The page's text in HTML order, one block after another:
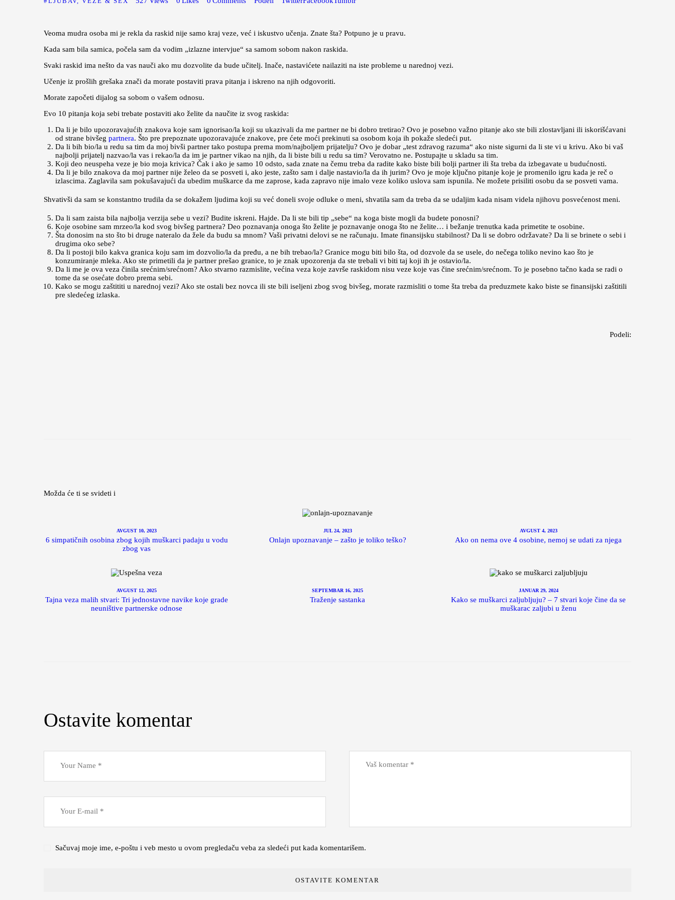
Veoma mudra osoba mi je rekla da raskid nije samo kraj veze, već i iskustvo učenja. Znate šta? Potpuno je u pravu.
Kada sam bila samica, počela sam da vodim „izlazne intervjue“ sa samom sobom nakon raskida.
Svaki raskid ima nešto da vas nauči ako mu dozvolite da bude učitelj. Inače, nastavićete nailaziti na iste probleme u narednoj vezi.
Učenje iz prošlih grešaka znači da morate postaviti prava pitanja i iskreno na njih odgovoriti.
Morate započeti dijalog sa sobom o vašem odnosu.
Evo 10 pitanja koja sebi trebate postaviti ako želite da naučite iz svog raskida:
Da li je bilo upozoravajućih znakova koje sam ignorisao/la koji su ukazivali da me partner ne bi dobro tretirao? Ovo je posebno važno pitanje ako ste bili zlostavljani ili iskorišćavani
od strane bivšeg partnera. Što pre prepoznate upozoravajuće znakove, pre ćete moći prekinuti sa osobom koja ih pokaže sledeći put.
Da li bih bio/la u redu sa tim da moj bivši partner tako postupa prema mom/najboljem prijatelju? Ovo je dobar „test zdravog razuma“ ako niste sigurni da li ste vi u krivu. Ako bi vaš
najbolji prijatelj nazvao/la vas i rekao/la da im je partner vikao na njih, da li biste bili u redu sa tim? Verovatno ne. Postupajte u skladu sa tim.
Koji deo neuspeha veze je bio moja krivica? Čak i ako je samo 10 odsto, sada znate na čemu treba da radite kako biste bili bolji partner ili šta treba da izbegavate u budućnosti.
Da li je bilo znakova da moj partner nije želeo da se posveti i, ako jeste, zašto sam i dalje nastavio/la da ih jurim? Ovo je moje ključno pitanje koje je promenilo igru kada je reč o
izlascima. Zaglavila sam pokušavajući da ubedim muškarce da me zaprose, kada zapravo nije imalo veze koliko uslova sam ispunila. Ne možete prisiliti osobu da se posveti vama.
Shvativši da sam se konstantno trudila da se dokažem ljudima koji su već doneli svoje odluke o meni, shvatila sam da treba da se udaljim kada nisam videla njihovu posvećenost meni.
Da li sam zaista bila najbolja verzija sebe u vezi? Budite iskreni. Hajde. Da li ste bili tip „sebe“ na koga biste mogli da budete ponosni?
Koje osobine sam mrzeo/la kod svog bivšeg partnera? Deo poznavanja onoga što želite je poznavanje onoga što ne želite… i bežanje trenutka kada primetite te osobine.
Šta donosim na sto što bi druge nateralo da žele da budu sa mnom? Vaši privatni delovi se ne računaju. Imate finansijsku stabilnost? Da li se dobro održavate? Da li se brinete o sebi i
drugima oko sebe?
Da li postoji bilo kakva granica koju sam im dozvolio/la da pređu, a ne bih trebao/la? Granice mogu biti bilo šta, od dozvole da se usele, do nečega toliko nevino kao što je
konzumiranje mleka. Ako ste primetili da je partner prešao granice, to je znak upozorenja da ste trebali vi biti taj koji ih je ostavio/la.
Da li me je ova veza činila srećnim/srećnom? Ako stvarno razmislite, većina veza koje završe raskidom nisu veze koje vas čine srećnim/srećnom. To je posebno tačno kada se radi o
tome da se osećate dobro prema sebi.
Kako se mogu zaštititi u narednoj vezi? Ako ste ostali bez novca ili ste bili iseljeni zbog svog bivšeg, morate razmisliti o tome šta treba da preduzmete kako biste se finansijski zaštitili
pre sledećeg izlaska.
Podeli:
Možda će ti se svideti i
AVGUST 10, 2023
6 simpatičnih osobina zbog kojih muškarci padaju u vodu
zbog vas
JUL 24, 2023
Onlajn upoznavanje – zašto je toliko teško?
AVGUST 4, 2023
Ako on nema ove 4 osobine, nemoj se udati za njega
AVGUST 12, 2025
Tajna veza malih stvari: Tri jednostavne navike koje grade
neuništive partnerske odnose
SEPTEMBAR 16, 2025
Traženje sastanka
JANUAR 29, 2024
Kako se muškarci zaljubljuju? – 7 stvari koje čine da se
muškarac zaljubi u ženu
Ostavite komentar
Sačuvaj moje ime, e-poštu i veb mesto u ovom pregledaču veba za sledeći put kada komentarišem.